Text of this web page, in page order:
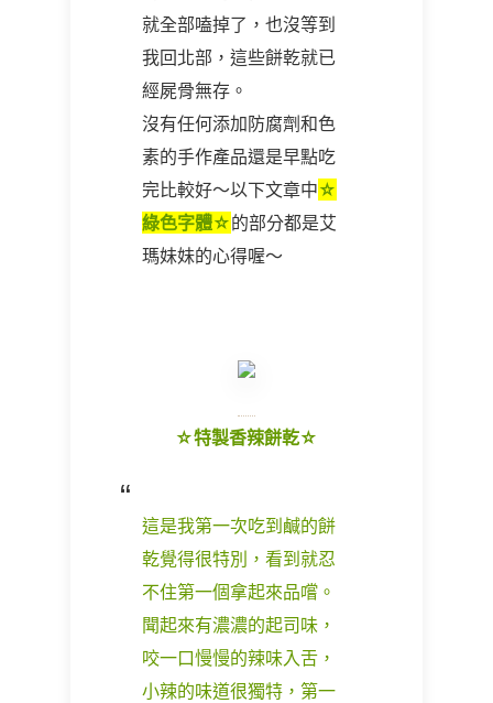
就全部嗑掉了，也沒等到
我回北部，這些餅乾就已
經屍骨無存。
沒有任何添加防腐劑和色
素的手作產品還是早點吃
完比較好～以下文章中☆
綠色字體☆的部分都是艾
瑪妹妹的心得喔～
☆特製香辣餅乾☆
這是我第一次吃到鹹的餅
乾覺得很特別，看到就忍
不住第一個拿起來品嚐。
聞起來有濃濃的起司味，
咬一口慢慢的辣味入舌，
小辣的味道很獨特，第一